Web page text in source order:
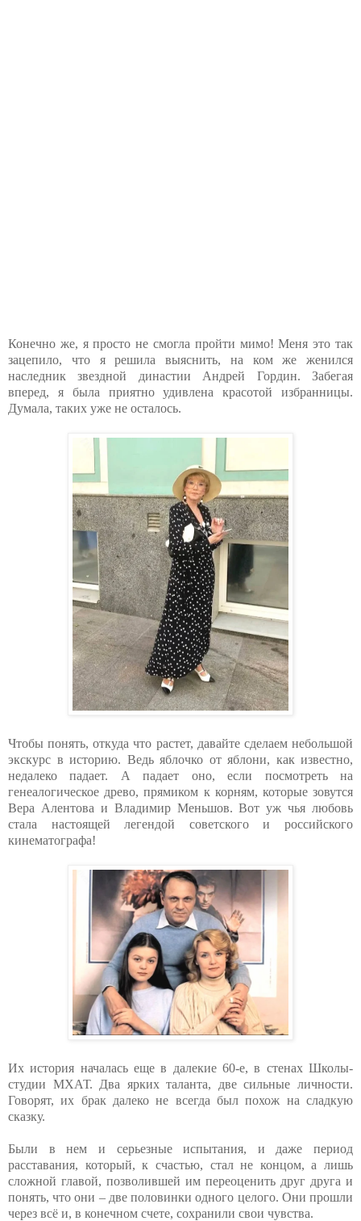
Конечно же, я просто не смогла пройти мимо! Меня это так
зацепило, что я решила выяснить, на ком же женился
наследник звездной династии Андрей Гордин. Забегая
вперед, я была приятно удивлена красотой избранницы.
Думала, таких уже не осталось.
Чтобы понять, откуда что растет, давайте сделаем небольшой
экскурс в историю. Ведь яблочко от яблони, как известно,
недалеко падает. А падает оно, если посмотреть на
генеалогическое древо, прямиком к корням, которые зовутся
Вера Алентова и Владимир Меньшов. Вот уж чья любовь
стала настоящей легендой советского и российского
кинематографа!
Их история началась еще в далекие 60-е, в стенах Школы-
студии МХАТ. Два ярких таланта, две сильные личности.
Говорят, их брак далеко не всегда был похож на сладкую
сказку.
Были в нем и серьезные испытания, и даже период
расставания, который, к счастью, стал не концом, а лишь
сложной главой, позволившей им переоценить друг друга и
понять, что они – две половинки одного целого. Они прошли
через всё и, в конечном счете, сохранили свои чувства.